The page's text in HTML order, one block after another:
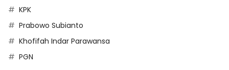
KPK
Prabowo Subianto
Khofifah Indar Parawansa
PGN